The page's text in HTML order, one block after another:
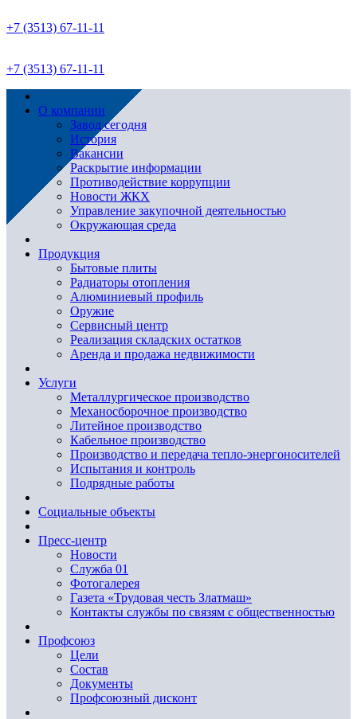
+7 (3513) 67-11-11
+7 (3513) 67-11-11
О компании
Завод сегодня
История
Вакансии
Раскрытие информации
Противодействие коррупции
Новости ЖКХ
Управление закупочной деятельностью
Окружающая среда
Продукция
Бытовые плиты
Радиаторы отопления
Алюминиевый профиль
Оружие
Сервисный центр
Реализация складских остатков
Аренда и продажа недвижимости
Услуги
Металлургическое производство
Механосборочное производство
Литейное производство
Кабельное производство
Производство и передача тепло-энергоносителей
Испытания и контроль
Подрядные работы
Социальные объекты
Пресс-центр
Новости
Служба 01
Фотогалерея
Газета «Трудовая честь Златмаш»
Контакты службы по связям с общественностью
Профсоюз
Цели
Состав
Документы
Профсоюзный дисконт